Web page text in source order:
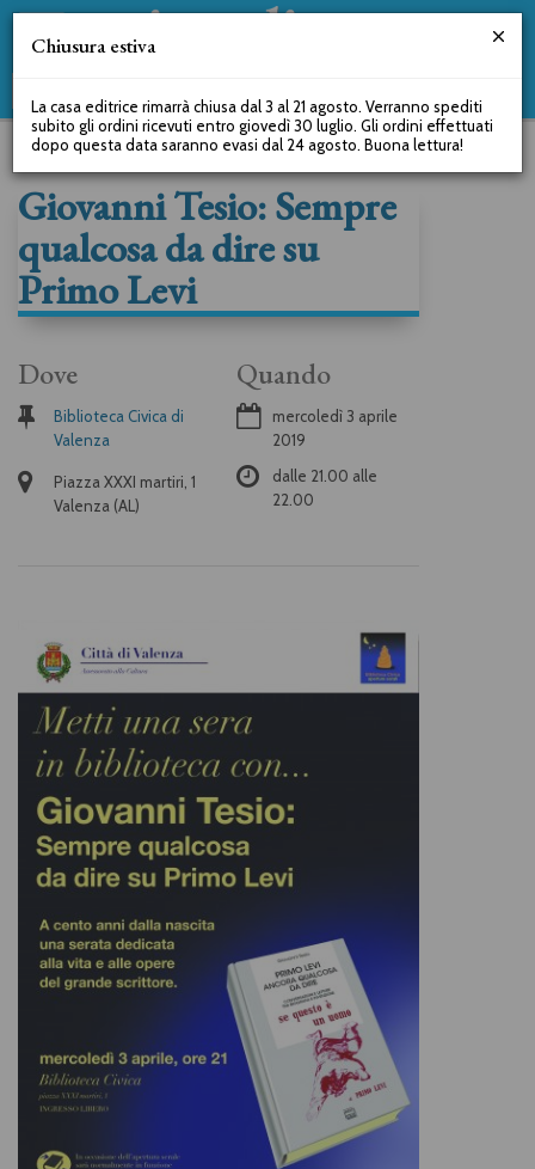
Giovanni Tesio: Sempre
qualcosa da dire su
Primo Levi
Dove
Biblioteca Civica di
Valenza
Piazza XXXI martiri, 1
Valenza (AL)
Quando
mercoledì 3 aprile
2019
dalle 21.00 alle
22.00
Chiusura estiva
La casa editrice rimarrà chiusa dal 3 al 21 agosto. Verranno spediti
subito gli ordini ricevuti entro giovedì 30 luglio. Gli ordini effettuati
dopo questa data saranno evasi dal 24 agosto. Buona lettura!